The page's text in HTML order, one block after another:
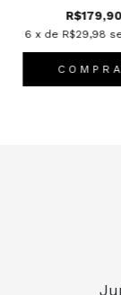
R$179,90
6 x de R$29,98
C O M P R